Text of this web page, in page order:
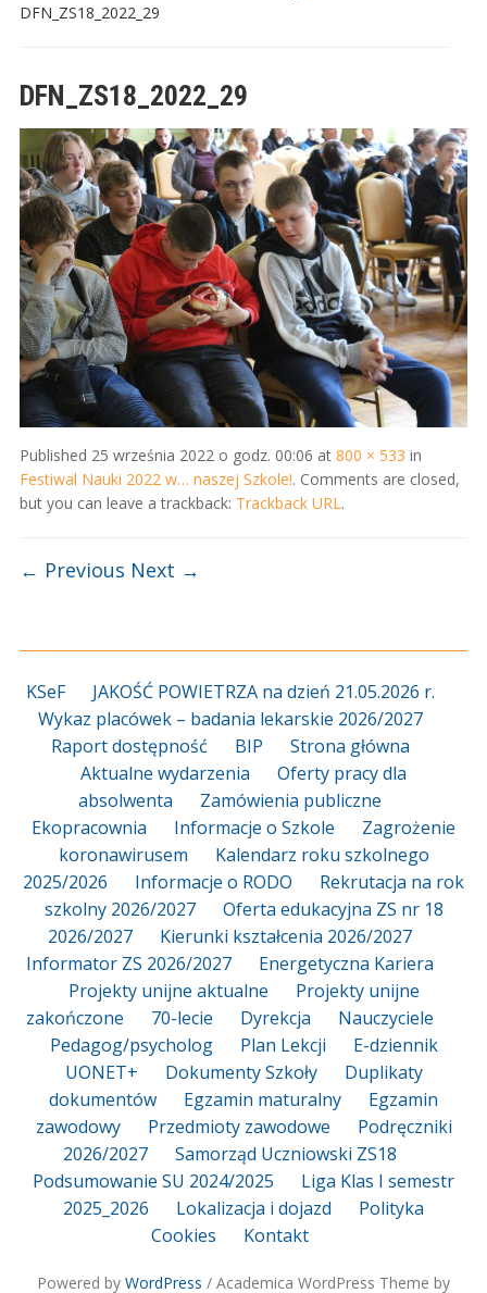
DFN_ZS18_2022_29
DFN_ZS18_2022_29
Published 25 września 2022 o godz. 00:06 at 800 × 533 in
Festiwal Nauki 2022 w… naszej Szkole!. Comments are closed,
but you can leave a trackback: Trackback URL .
← Previous Next →
KSeF
JAKOŚĆ POWIETRZA na dzień 21.05.2026 r.
Wykaz placówek – badania lekarskie 2026/2027
Raport dostępność
BIP
Strona główna
Aktualne wydarzenia
Oferty pracy dla
absolwenta
Zamówienia publiczne
Ekopracownia
Informacje o Szkole
Zagrożenie
koronawirusem
Kalendarz roku szkolnego
2025/2026
Informacje o RODO
Rekrutacja na rok
szkolny 2026/2027
Oferta edukacyjna ZS nr 18
2026/2027
Kierunki kształcenia 2026/2027
Informator ZS 2026/2027
Energetyczna Kariera
Projekty unijne aktualne
Projekty unijne
zakończone
70-lecie Dyrekcja
Nauczyciele
Pedagog/psycholog
Plan Lekcji
E-dziennik
UONET+
Dokumenty Szkoły
Duplikaty
dokumentów
Egzamin maturalny
Egzamin
zawodowy
Przedmioty zawodowe
Podręczniki
2026/2027
Samorząd Uczniowski ZS18
Podsumowanie SU 2024/2025
Liga Klas I semestr
2025_2026
Lokalizacja i dojazd
Polityka
Cookies
Kontakt
Powered by WordPress / Academica WordPress Theme by